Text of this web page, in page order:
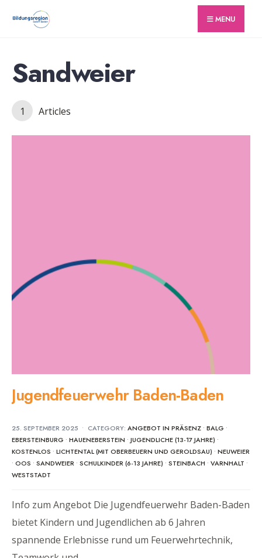
MENU
Sandweier
1 Articles
Jugendfeuerwehr Baden-Baden
25. SEPTEMBER 2025 • CATEGORY: ANGEBOT IN PRÄSENZ • BALG •
EBERSTEINBURG • HAUENEBERSTEIN •JUGENDLICHE (13-17 JAHRE) •
KOSTENLOS • LICHTENTAL (MIT OBERBEUERN UND GEROLDSAU) • NEUWEIER
• OOS • SANDWEIER • SCHULKINDER (6-13 JAHRE) • STEINBACH • VARNHALT •
WESTSTADT
Info zum Angebot Die Jugendfeuerwehr Baden-Baden
bietet Kindern und Jugendlichen ab 6 Jahren
spannende Erlebnisse rund um Feuerwehrtechnik,